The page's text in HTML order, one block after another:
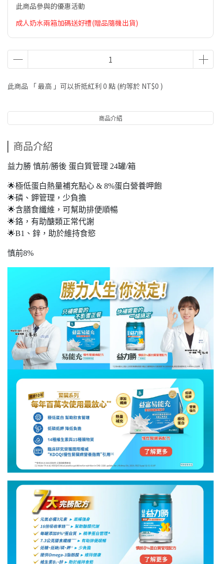
此商品參與的優惠活動
成人奶水兩箱加碼送好禮(贈品隨機出貨)
此商品 「 最高 」可以折抵紅利 0 點 (約等於 NT$0 )
商品介紹
商品介紹
益力勝 慎前/勝後 蛋白質管理 24罐/箱
🌟極低蛋白熱量補充點心 & 8%蛋白營養呷飽
🌟磷、鉀管理，少負擔
🌟含膳食纖維，可幫助排便順暢
🌟鉻，有助醣類正常代謝
🌟B1、鋅，助於維持食慾
慎前8%